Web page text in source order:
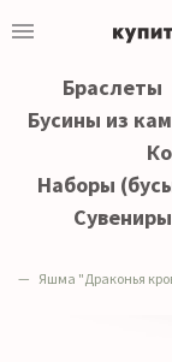
Браслеты
Бусины из
Наборы
Яшма "Драконья